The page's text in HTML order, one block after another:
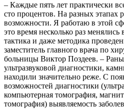
– Каждые пять лет практически
сто процентов. На разных этапах
возможности. Я работаю в этой
это время несколько раз
тактика и даже методика
заместитель главного врача по
больницы Виктор Поздеев. –
ультразвуковой диагностики,
находили значительно реже. С
возможностей диагностики
компьютерная томография,
томография) выявляемость